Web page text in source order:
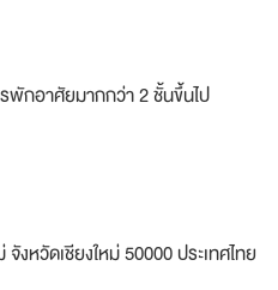
พักอาศัยมากกว่า 2 ชั้นขึ้นไป
งหวัดเชียงใหม่ 50000 ประเทศไทย